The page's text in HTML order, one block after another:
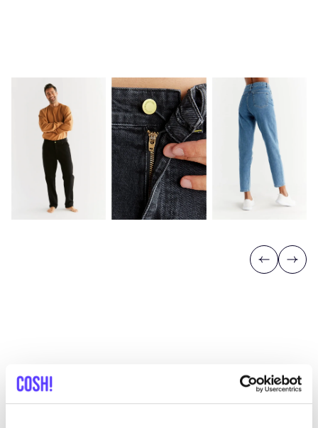
Previous
Next
Entdecke, wo Du Evermind
einkaufen kannst